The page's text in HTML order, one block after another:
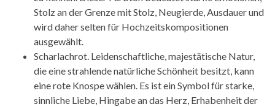
Stolz an der Grenze mit Stolz, Neugierde, Ausdauer und
wird daher selten für Hochzeitskompositionen
ausgewählt.
Scharlachrot. Leidenschaftliche, majestätische Natur,
die eine strahlende natürliche Schönheit besitzt, kann
eine rote Knospe wählen. Es ist ein Symbol für starke,
sinnliche Liebe, Hingabe an das Herz, Erhabenheit der